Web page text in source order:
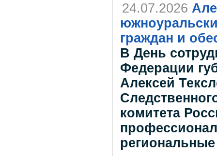
24.07.2026
граждан и
В День
Федерации
Алексей
комитета